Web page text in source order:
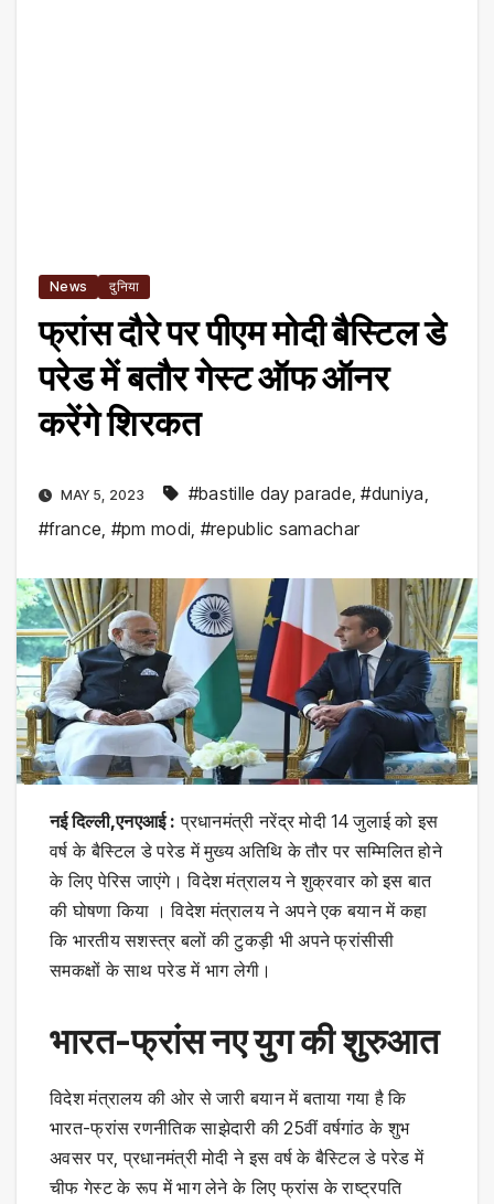
News दुनिया
फ्रांस दौरे पर पीएम मोदी बैस्टिल डे
परेड में बतौर गेस्ट ऑफ ऑनर
करेंगे शिरकत
MAY 5, 2023 #bastille day parade ,#duniya
#france #pm modi #republic samachar
नई दिल्ली,एनएआई : प्रधानमंत्री नरेंद्र मोदी 14 जुलाई को इस
वर्ष के बैस्टिल डे परेड में मुख्य अतिथि के तौर पर सम्मिलित होने
के लिए पेरिस जाएंगे। विदेश मंत्रालय ने शुक्रवार को इस बात
की घोषणा किया । विदेश मंत्रालय ने अपने एक बयान में कहा
कि भारतीय सशस्त्र बलों की टुकड़ी भी अपने फ्रांसीसी
समकक्षों के साथ परेड में भाग लेगी।
भारत-फ्रांस नए युग की शुरुआत
विदेश मंत्रालय की ओर से जारी बयान में बताया गया है कि
भारत-फ्रांस रणनीतिक साझेदारी की 25वीं वर्षगांठ के शुभ
अवसर पर, प्रधानमंत्री मोदी ने इस वर्ष के बैस्टिल डे परेड में
चीफ गेस्ट के रूप में भाग लेने के लिए फ्रांस के राष्ट्रपति